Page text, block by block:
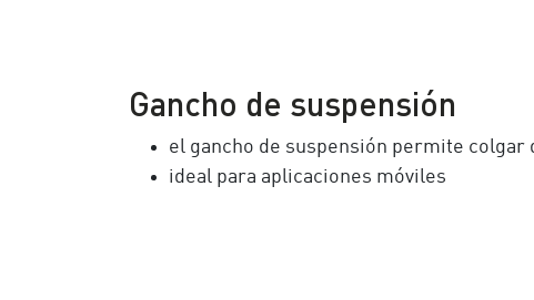
Gancho de suspensión
el gancho de suspensión permite colgar
ideal para aplicaciones móviles